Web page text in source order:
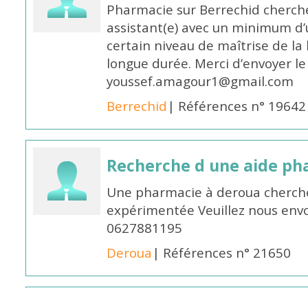
Pharmacie sur Berrechid
assistant(e) avec un minimum
certain niveau de maîtrise de
longue durée. Merci d’envoyer
youssef.amagour1@gmail.com
Berrechid | Références n° 19642
Recherche d une aide
Une pharmacie à deroua
expérimentée Veuillez nous
0627881195
Deroua | Références n° 21650